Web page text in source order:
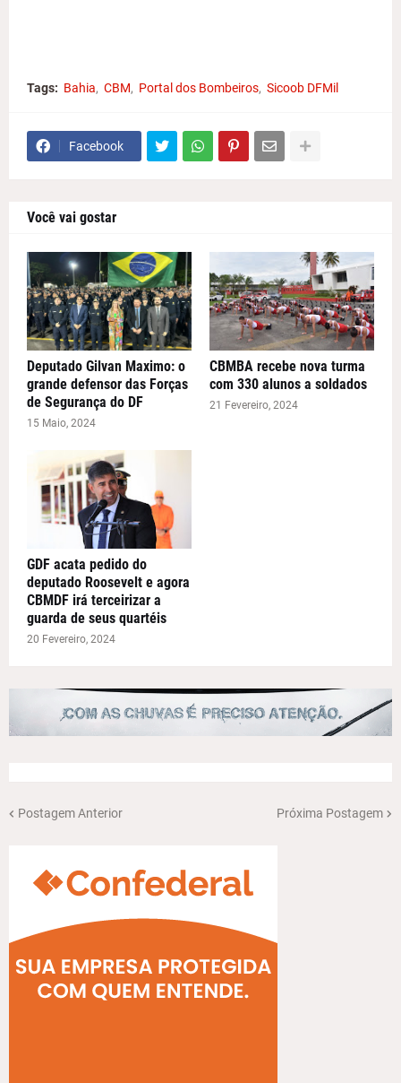
Tags: Bahia CBM Portal dos Bombeiros Sicoob DFMil
Facebook
Você vai gostar
Deputado Gilvan Maximo: o
grande defensor das Forças
de Segurança do DF
15 Maio, 2024
CBMBA recebe nova turma
com 330 alunos a soldados
21 Fevereiro, 2024
GDF acata pedido do
deputado Roosevelt e agora
CBMDF irá terceirizar a
guarda de seus quartéis
20 Fevereiro, 2024
Postagem Anterior Próxima Postagem